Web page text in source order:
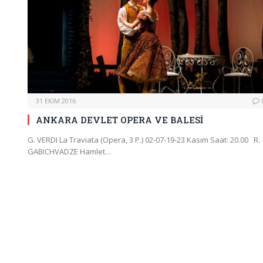
31 EKIM 2016
ANKARA DEVLET OPERA VE BALESİ
G. VERDI La Traviata (Opera, 3 P.) 02-07-19-23 Kasım Saat: 20.00 R.
GABICHVADZE Hamlet…